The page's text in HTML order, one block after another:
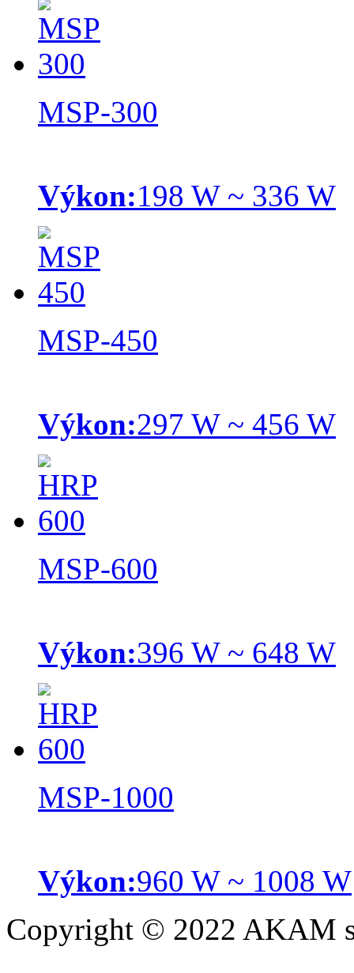
MSP-300
Výkon:198 W ~ 336 W
MSP-450
Výkon:297 W ~ 456 W
MSP-600
Výkon:396 W ~ 648 W
MSP-1000
Výkon:960 W ~ 1008 W
Copyright © 2022 AKAM